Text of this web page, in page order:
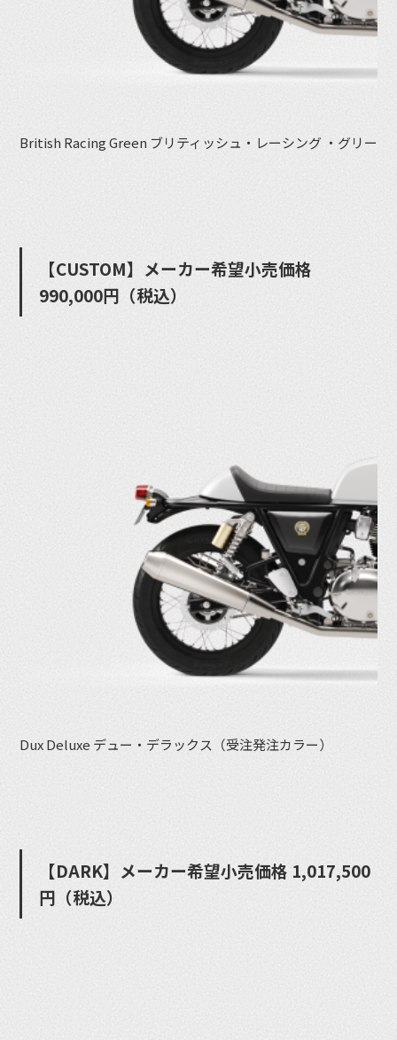
British Racing Green ブリティッシュ・レーシング ・グリーン
【CUSTOM】メーカー希望⼩売価格
990,000円（税込）
Dux Deluxe デュー・デラックス（受注発注カラー）
【DARK】メーカー希望⼩売価格 1,017,500
円（税込）